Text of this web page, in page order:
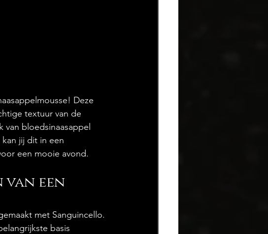
Deze
textuur van de
bloedsinaasappel
jij dit in een
een mooie avond.
van een
met Sanguincello.
basis